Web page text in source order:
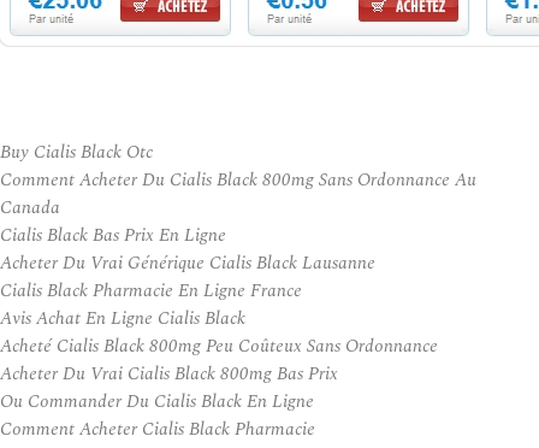
Buy Cialis Black Otc
Comment Acheter Du Cialis Black 800mg Sans Ordonnance Au
Canada
Cialis Black Bas Prix En Ligne
Acheter Du Vrai Générique Cialis Black Lausanne
Cialis Black Pharmacie En Ligne France
Avis Achat En Ligne Cialis Black
Acheté Cialis Black 800mg Peu Coûteux Sans Ordonnance
Acheter Du Vrai Cialis Black 800mg Bas Prix
Ou Commander Du Cialis Black En Ligne
Comment Acheter Cialis Black Pharmacie